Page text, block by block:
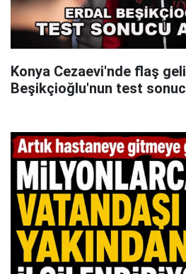
Konya Cezaevi'nde flaş
Beşikçioğlu'nun test